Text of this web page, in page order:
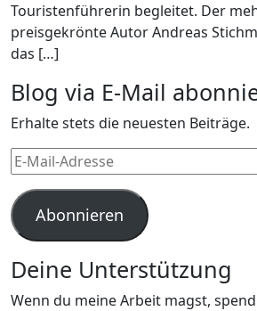
Touristenführerin begleitet. Der
preisgekrönte Autor Andreas
das […]
Blog via E-Mail
Erhalte stets die neuesten Beiträge.
E-
Mail-
Adresse
Abonnieren
Deine Unterstützung
Wenn du meine Arbeit magst,